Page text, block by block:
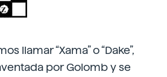
llamar “Xama” o “Dake”,
por Golomb y se